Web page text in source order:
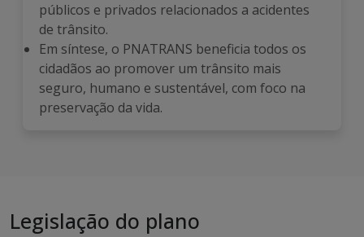
públicos e privados relacionados a acidentes
de trânsito.
Em síntese, o PNATRANS beneficia todos os
cidadãos ao promover um trânsito mais
seguro, humano e sustentável, com foco na
preservação da vida.
Legislação do plano